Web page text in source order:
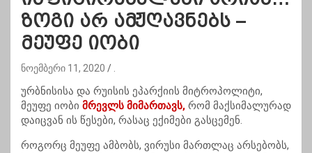
ზოგი არ ამჟღავნებს –
მეუფე იობი
ნოემბერი 11, 2020
ურბნისისა და რუისის ეპარქიის მიტროპოლიტი,
მეუფე იობი მრევლს მიმართავს, რომ მაქსიმალურად
დაიცვან ის წესები, რასაც ექიმები გასცემენ.
როგორც მეუფე ამბობს, ვირუსი მართლაც არსებობს,